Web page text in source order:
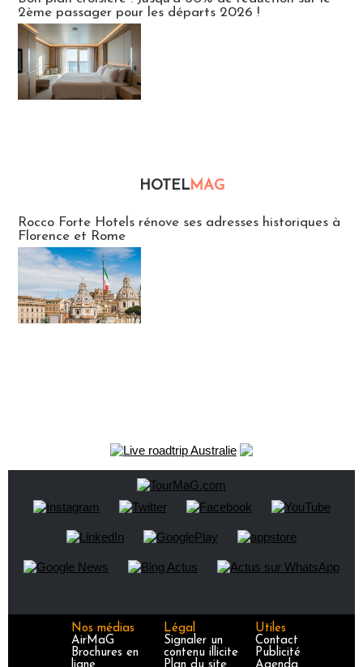
2ème passager pour les départs 2026 !
HOTELMAG
Rocco Forte Hotels rénove ses adresses historiques à
Florence et Rome
Nos médias
AirMaG
Brochures en
Légal
Signaler un
contenu illicite
Utiles
Contact
Publicité